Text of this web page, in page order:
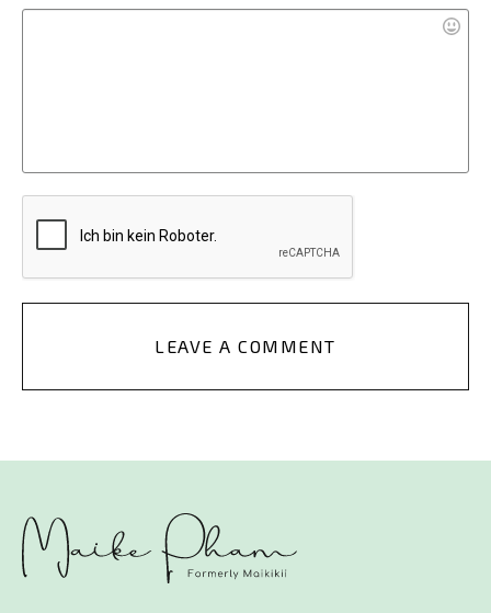
LEAVE A COMMENT